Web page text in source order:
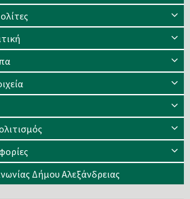
Δήμου Αλεξάνδρειας